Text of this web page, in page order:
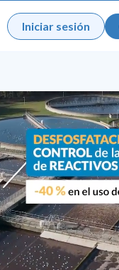
Iniciar sesión